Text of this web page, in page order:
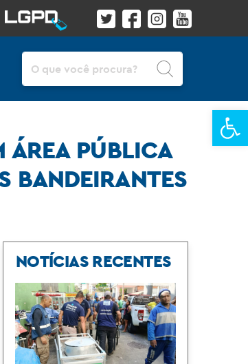
ÁREA PÚBLICA
BANDEIRANTES
NOTÍCIAS RECENTES